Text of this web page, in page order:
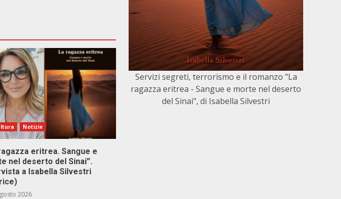
Notizie
eritrea. Sangue e
nel deserto del Sinai”.
a Isabella Silvestri
2026
Servizi segreti, terrorismo e il romanzo "La
ragazza eritrea - Sangue e morte nel deserto
del Sinai", di Isabella Silvestri